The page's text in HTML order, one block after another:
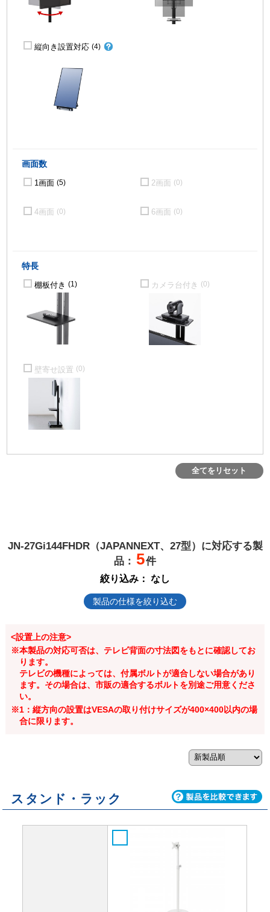
縦向き設置対応 (4)
画面数
1画面 (5) 2画面 (0)
4画面 (0) 6画面 (0)
特長
棚板付き (1) カメラ台付き (0)
壁寄せ設置 (0)
全てをリセット
JN-27Gi144FHDR（JAPANNEXT、27型）に対応する製
品： 5件
絞り込み： なし
製品の仕様を絞り込む
<設置上の注意>
※本製品の対応可否は、テレビ背面の寸法図をもとに確認してお
ります。
テレビの機種によっては、付属ボルトが適合しない場合があり
ます。その場合は、市販の適合するボルトを別途ご用意くださ
い。
※1：縦方向の設置はVESAの取り付けサイズが400×400以内の場
合に限ります。
スタンド・ラック